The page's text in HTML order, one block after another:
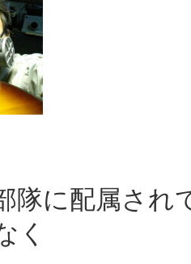
隊に配属され
く